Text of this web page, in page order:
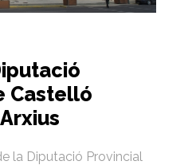
Castelló
la Diputació Provincial